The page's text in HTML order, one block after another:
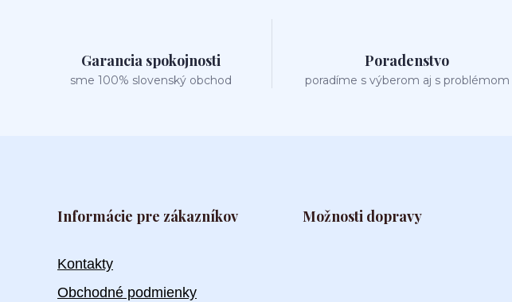
Garancia spokojnosti
sme 100% slovenský obchod
Poradenstvo
poradíme s výberom aj s problémom
Informácie pre zákazníkov
Kontakty
Obchodné podmienky
Možnosti dopravy